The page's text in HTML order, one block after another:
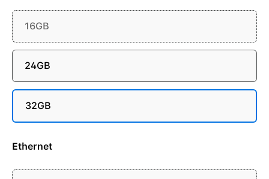
16GB
24GB
32GB
Ethernet